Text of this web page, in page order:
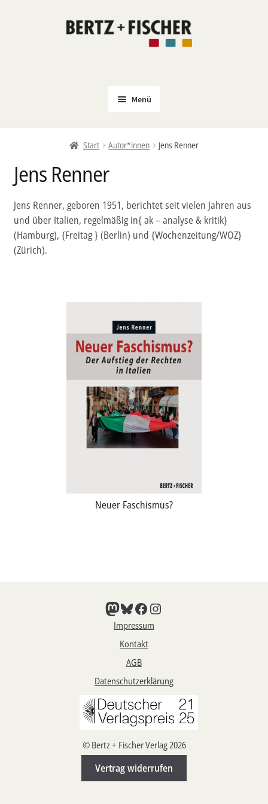
Zur
Zum
Menü
Coming Soon
Politik
PROKLA
Open Access
Untermenü
öffnen
Film & Kultur
Untermenü
Handel
öffnen
Newsletter
Start Autor*innen Jens Renner
Jens Renner
Jens Renner, geboren 1951, berichtet seit vielen Jahren aus
und über Italien, regelmäßig in{ ak – analyse & kritik}
(Hamburg), {Freitag } (Berlin) und {Wochenzeitung/WOZ}
(Zürich).
Neuer Faschismus?
Mastodon
Bluesky
Facebook
Instagram
Impressum
Kontakt
AGB
Datenschutzerklärung
© Bertz + Fischer Verlag 2026
Vertrag widerrufen